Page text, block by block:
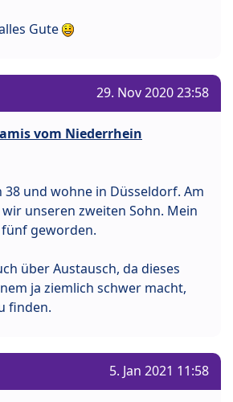
Gute
29. Nov 2020 23:58
vom Niederrhein
38 und wohne in Düsseldorf. Am
unseren zweiten Sohn. Mein
geworden.
über Austausch, da dieses
ja ziemlich schwer macht,
finden.
5. Jan 2021 11:58